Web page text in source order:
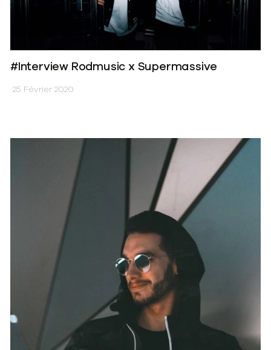
#Interview Rodmusic x Supermassive
25 Février 2020